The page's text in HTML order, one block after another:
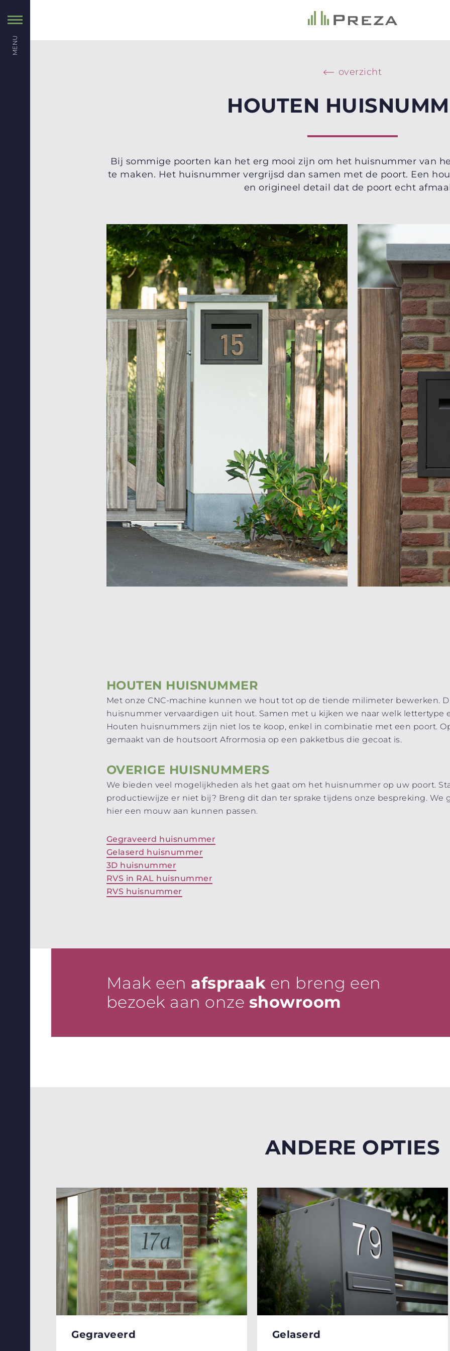
MENU
overzicht
HOUTEN
Bij sommige poorten kan het erg mooi zijn om het huisnummer van
te maken. Het huisnummer vergrijsd dan samen met de poort. Een
en origineel detail dat de poort echt
HOUTEN HUISNUMMER
Met onze CNC-machine kunnen we hout tot op de tiende milimeter bewerken.
huisnummer vervaardigen uit hout. Samen met u kijken we naar welk lettertype
Houten huisnummers zijn niet los te koop, enkel in combinatie met een poort.
gemaakt van de houtsoort Afrormosia op een pakketbus die gecoat is.
OVERIGE HUISNUMMERS
We bieden veel mogelijkheden als het gaat om het huisnummer op uw poort.
productiewijze er niet bij? Breng dit dan ter sprake tijdens onze bespreking. We
hier een mouw aan kunnen passen.
Gegraveerd huisnummer
Gelaserd huisnummer
3D huisnummer
RVS in RAL huisnummer
RVS huisnummer
Maak een afspraak en breng een
bezoek aan onze showroom
ANDERE OPTIES
Gegraveerd Gelaserd